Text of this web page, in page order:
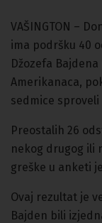
VAŠINGTON –
ima podršku 40
Džozefa
Amerikanaca,
sedmice
Preostalih 26
nekog drugog ili
greške u anketi
Ovaj rezultat je
Bajden bili